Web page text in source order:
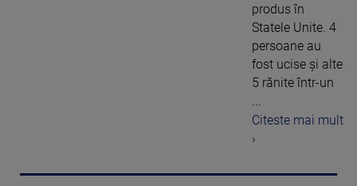
produs în
Statele Unite. 4
persoane au
fost ucise şi alte
5 rănite într-un
Citeste mai mult
›